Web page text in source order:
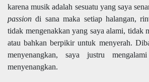
karena musik adalah sesuatu yang saya
passiondi sana maka setiap halangan,
tidak mengenakkan yang saya alami, tidak
atau bahkan berpikir untuk menyerah.
menyenangkan, saya justru
menyenangkan.